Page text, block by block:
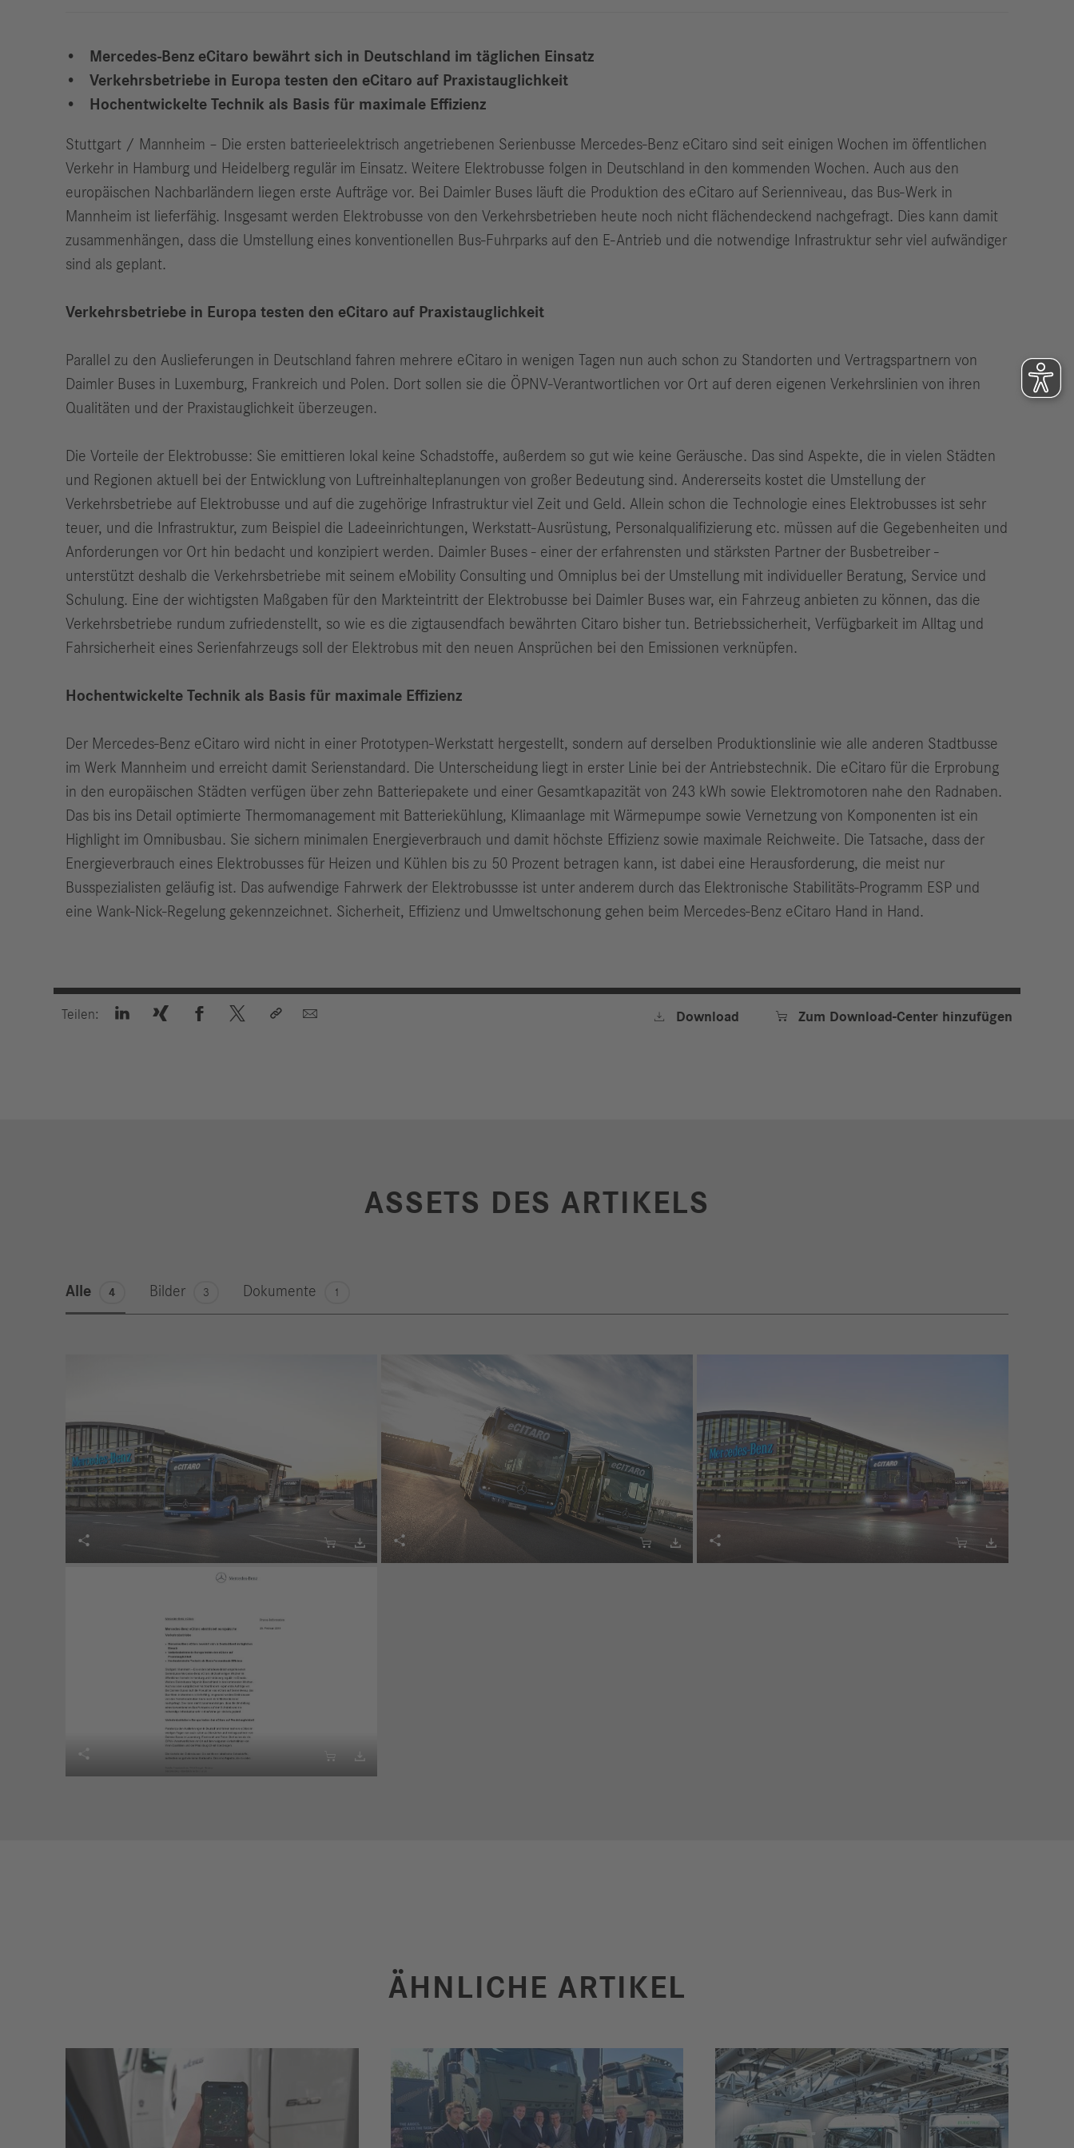
Mercedes-Benz eCitaro bewährt sich in Deutschland im täglichen Einsatz
Verkehrsbetriebe in Europa testen den eCitaro auf Praxistauglichkeit
Hochentwickelte Technik als Basis für maximale Effizienz
Stuttgart / Mannheim – Die ersten batterieelektrisch angetriebenen Serienbusse Mercedes-Benz eCitaro sind seit einigen Wochen im öffentlichen
Verkehr in Hamburg und Heidelberg regulär im Einsatz. Weitere Elektrobusse folgen in Deutschland in den kommenden Wochen. Auch aus den
europäischen Nachbarländern liegen erste Aufträge vor. Bei Daimler Buses läuft die Produktion des eCitaro auf Serienniveau, das Bus-Werk in
Mannheim ist lieferfähig. Insgesamt werden Elektrobusse von den Verkehrsbetrieben heute noch nicht flächendeckend nachgefragt. Dies kann damit
zusammenhängen, dass die Umstellung eines konventionellen Bus-Fuhrparks auf den E-Antrieb und die notwendige Infrastruktur sehr viel aufwändiger
sind als geplant.
Verkehrsbetriebe in Europa testen den eCitaro auf Praxistauglichkeit
Parallel zu den Auslieferungen in Deutschland fahren mehrere eCitaro in wenigen Tagen nun auch schon zu Standorten und Vertragspartnern von
Daimler Buses in Luxemburg, Frankreich und Polen. Dort sollen sie die ÖPNV-Verantwortlichen vor Ort auf deren eigenen Verkehrslinien von ihren
Qualitäten und der Praxistauglichkeit überzeugen.
Die Vorteile der Elektrobusse: Sie emittieren lokal keine Schadstoffe, außerdem so gut wie keine Geräusche. Das sind Aspekte, die in vielen Städten
und Regionen aktuell bei der Entwicklung von Luftreinhalteplanungen von großer Bedeutung sind. Andererseits kostet die Umstellung der
Verkehrsbetriebe auf Elektrobusse und auf die zugehörige Infrastruktur viel Zeit und Geld. Allein schon die Technologie eines Elektrobusses ist sehr
teuer, und die Infrastruktur, zum Beispiel die Ladeeinrichtungen, Werkstatt-Ausrüstung, Personalqualifizierung etc. müssen auf die Gegebenheiten und
Anforderungen vor Ort hin bedacht und konzipiert werden. Daimler Buses - einer der erfahrensten und stärksten Partner der Busbetreiber -
unterstützt deshalb die Verkehrsbetriebe mit seinem eMobility Consulting und Omniplus bei der Umstellung mit individueller Beratung, Service und
Schulung. Eine der wichtigsten Maßgaben für den Markteintritt der Elektrobusse bei Daimler Buses war, ein Fahrzeug anbieten zu können, das die
Verkehrsbetriebe rundum zufriedenstellt, so wie es die zigtausendfach bewährten Citaro bisher tun. Betriebssicherheit, Verfügbarkeit im Alltag und
Fahrsicherheit eines Serienfahrzeugs soll der Elektrobus mit den neuen Ansprüchen bei den Emissionen verknüpfen.
Hochentwickelte Technik als Basis für maximale Effizienz
Der Mercedes-Benz eCitaro wird nicht in einer Prototypen-Werkstatt hergestellt, sondern auf derselben Produktionslinie wie alle anderen Stadtbusse
im Werk Mannheim und erreicht damit Serienstandard. Die Unterscheidung liegt in erster Linie bei der Antriebstechnik. Die eCitaro für die Erprobung
in den europäischen Städten verfügen über zehn Batteriepakete und einer Gesamtkapazität von 243 kWh sowie Elektromotoren nahe den Radnaben.
Das bis ins Detail optimierte Thermomanagement mit Batteriekühlung, Klimaanlage mit Wärmepumpe sowie Vernetzung von Komponenten ist ein
Highlight im Omnibusbau. Sie sichern minimalen Energieverbrauch und damit höchste Effizienz sowie maximale Reichweite. Die Tatsache, dass der
Energieverbrauch eines Elektrobusses für Heizen und Kühlen bis zu 50 Prozent betragen kann, ist dabei eine Herausforderung, die meist nur
Busspezialisten geläufig ist. Das aufwendige Fahrwerk der Elektrobussse ist unter anderem durch das Elektronische Stabilitäts-Programm ESP und
eine Wank-Nick-Regelung gekennzeichnet. Sicherheit, Effizienz und Umweltschonung gehen beim Mercedes-Benz eCitaro Hand in Hand.
Teilen:        Download  Zum Download-Center hinzufügen
ASSETS DES ARTIKELS
Alle 4 Bilder 3 Dokumente 1
        
  
ÄHNLICHE ARTIKEL